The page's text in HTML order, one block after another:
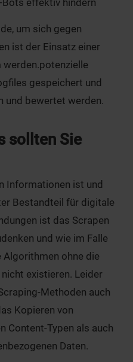
um sich gegen
ist der Einsatz einer
werden.potenzielle
gespeichert und
und bewertet werden.
sollten Sie
Informationen ist und
Bestandteil für digitale
ist das Scrapen
und wie im Falle
ohne die
existieren. Leider
Methoden auch
Kopieren von
Content-Typen als auch
Daten.